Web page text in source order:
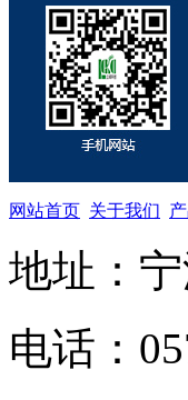
网站首页 关于我们
地址：
电话：